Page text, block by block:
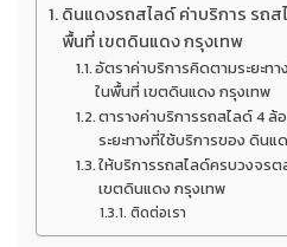
ดินแดงรถสไลด์ ค่าบริการ รถส
พื้นที่ เขตดินแดง กรุงเทพ
อัตราค่าบริการคิดตามระยะท
ในพื้นที่ เขตดินแดง กรุงเทพ
ตารางค่าบริการรถสไลด์ 4
ระยะทางที่ใช้บริการของ ดิน
ให้บริการรถสไลด์ครบวงจร
เขตดินแดง กรุงเทพ
ติดต่อเรา